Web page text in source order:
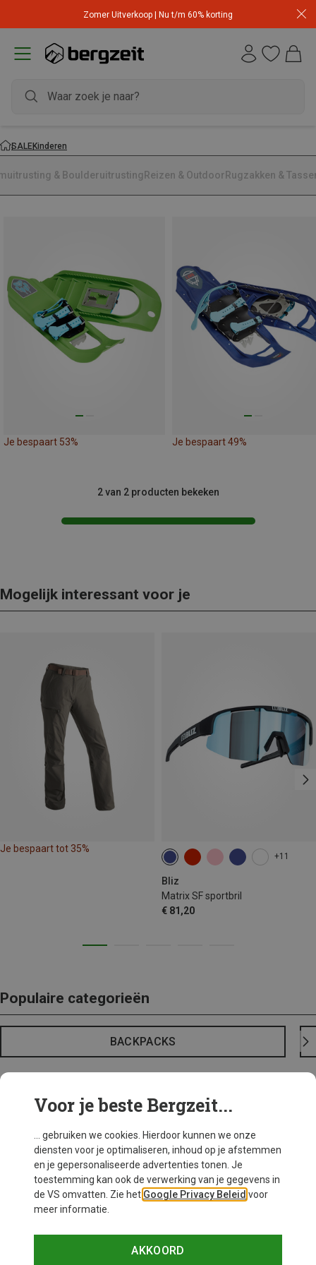
Zomer Uitverkoop | Nu t/m 60% korting
SALEKinderen
& Boulderuitrusting Reizen & Outdoor Rugzakken &
Je bespaart 53% Je bespaart 49%
2 van 2 producten bekeken
Mogelijk interessant voor je
Je bespaart tot 35%
+11
Bliz
Matrix SF sportbril
€ 81,20
Populaire categorieën
BACKPACKS
Voor je beste Bergzeit...
... gebruiken we cookies. Hierdoor kunnen we onze
diensten voor je optimaliseren, inhoud op je afstemmen
en je gepersonaliseerde advertenties tonen. Je
toestemming kan ook de verwerking van je gegevens in
de VS omvatten. Zie het Google Privacy Beleid voor
meer informatie.
AKKOORD